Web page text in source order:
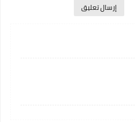
إرسال تعليق